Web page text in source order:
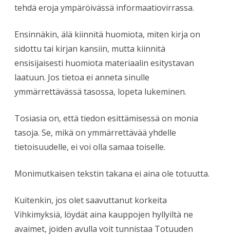
tehdä eroja ympäröivässä informaatiovirrassa.
Ensinnäkin, älä kiinnitä huomiota, miten kirja on
sidottu tai kirjan kansiin, mutta kiinnitä
ensisijaisesti huomiota materiaalin esitystavan
laatuun. Jos tietoa ei anneta sinulle
ymmärrettävässä tasossa, lopeta lukeminen.
Tosiasia on, että tiedon esittämisessä on monia
tasoja. Se, mikä on ymmärrettävää yhdelle
tietoisuudelle, ei voi olla samaa toiselle.
Monimutkaisen tekstin takana ei aina ole totuutta.
Kuitenkin, jos olet saavuttanut korkeita
Vihkimyksiä, löydät aina kauppojen hyllyiltä ne
avaimet, joiden avulla voit tunnistaa Totuuden